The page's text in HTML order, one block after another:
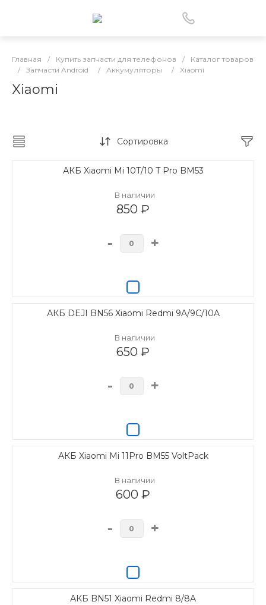
Главная / Купить запчасти для телефонов /
Каталог товаров
/
Запчасти Android / Аккумуляторы / Xiaomi
Xiaomi
Сортировка
АКБ Xiaomi Mi 10T/10 T Pro BM53
В наличии
850 ₽
- +
АКБ DEJI BN56 Xiaomi Redmi 9A/9C/10A
В наличии
650 ₽
- +
АКБ Xiaomi Mi 11Pro BM55 VoltPack
В наличии
600 ₽
- +
АКБ BN51 Xiaomi Redmi 8/8A